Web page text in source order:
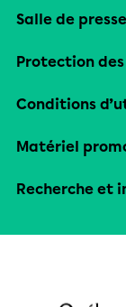
Salle de presse
Protection
Conditions
Matériel
Recherche et